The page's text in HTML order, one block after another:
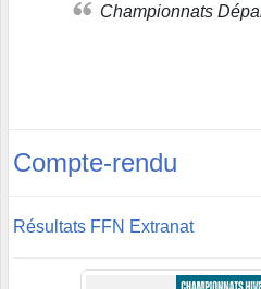
Championnats
Compte-rendu
Résultats FFN Extranat